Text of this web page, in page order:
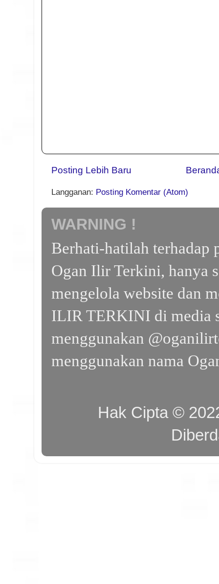
Posting Lebih Baru
Langganan: Posting Komentar (Atom)
WARNING !
Berhati-hatilah terhadap
Ogan Ilir Terkini, hanya
mengelola website dan
ILIR TERKINI di media
menggunakan
menggunakan nama
Hak Cipta ©